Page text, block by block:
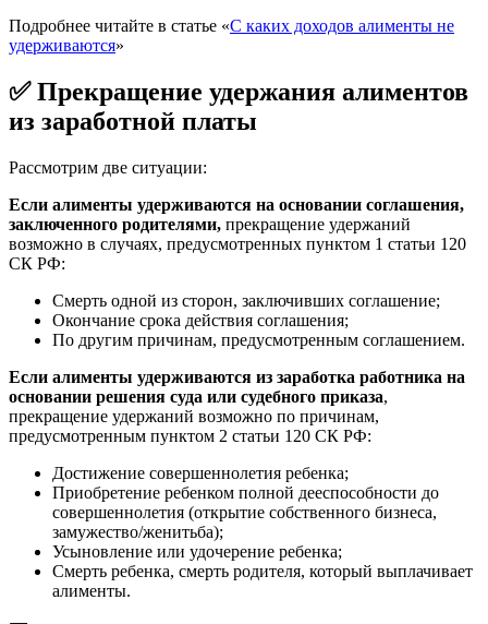
Подробнее читайте в статье «С каких доходов алименты не
удерживаются»
✅ Прекращение удержания алиментов
из заработной платы
Рассмотрим две ситуации:
Если алименты удерживаются на основании соглашения,
заключенного родителями, прекращение удержаний
возможно в случаях, предусмотренных пунктом 1 статьи 120
СК РФ:
Смерть одной из сторон, заключивших соглашение;
Окончание срока действия соглашения;
По другим причинам, предусмотренным соглашением.
Если алименты удерживаются из заработка работника на
основании решения суда или судебного приказа,
прекращение удержаний возможно по причинам,
предусмотренным пунктом 2 статьи 120 СК РФ:
Достижение совершеннолетия ребенка;
Приобретение ребенком полной дееспособности до
совершеннолетия (открытие собственного бизнеса,
замужество/женитьба);
Усыновление или удочерение ребенка;
Смерть ребенка, смерть родителя, который выплачивает
алименты.